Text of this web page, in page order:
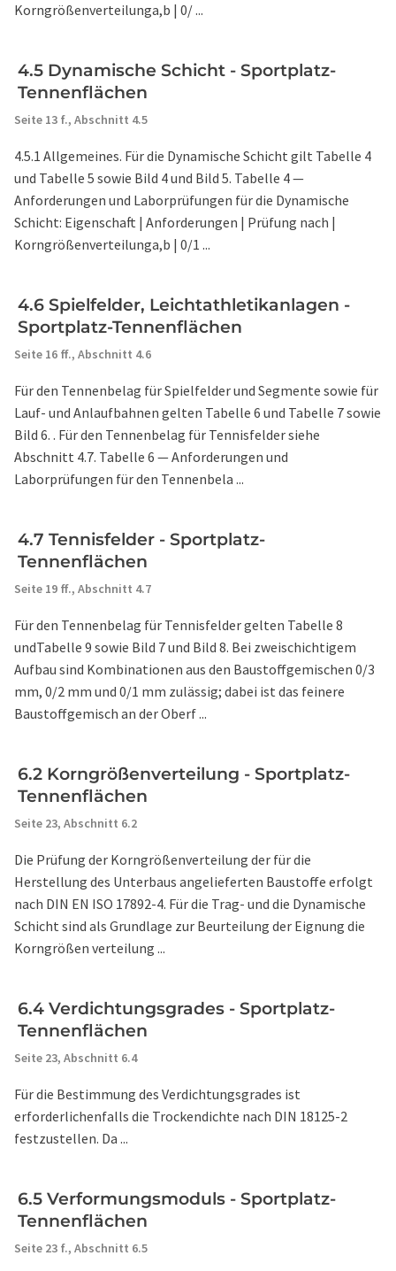
Korngrößenverteilunga,b | 0/ ...
4.5 Dynamische Schicht - Sportplatz-
Tennenflächen
Seite 13 f., Abschnitt 4.5
4.5.1 Allgemeines. Für die Dynamische Schicht gilt Tabelle 4
und Tabelle 5 sowie Bild 4 und Bild 5. Tabelle 4 —
Anforderungen und Laborprüfungen für die Dynamische
Schicht: Eigenschaft | Anforderungen | Prüfung nach |
Korngrößenverteilunga,b | 0/1 ...
4.6 Spielfelder, Leichtathletikanlagen -
Sportplatz-Tennenflächen
Seite 16 ff., Abschnitt 4.6
Für den Tennenbelag für Spielfelder und Segmente sowie für
Lauf- und Anlaufbahnen gelten Tabelle 6 und Tabelle 7 sowie
Bild 6. . Für den Tennenbelag für Tennisfelder siehe
Abschnitt 4.7. Tabelle 6 — Anforderungen und
Laborprüfungen für den Tennenbela ...
4.7 Tennisfelder - Sportplatz-
Tennenflächen
Seite 19 ff., Abschnitt 4.7
Für den Tennenbelag für Tennisfelder gelten Tabelle 8
undTabelle 9 sowie Bild 7 und Bild 8. Bei zweischichtigem
Aufbau sind Kombinationen aus den Baustoffgemischen 0/3
mm, 0/2 mm und 0/1 mm zulässig; dabei ist das feinere
Baustoffgemisch an der Oberf ...
6.2 Korngrößenverteilung - Sportplatz-
Tennenflächen
Seite 23, Abschnitt 6.2
Die Prüfung der Korngrößenverteilung der für die
Herstellung des Unterbaus angelieferten Baustoffe erfolgt
nach DIN EN ISO 17892-4. Für die Trag- und die Dynamische
Schicht sind als Grundlage zur Beurteilung der Eignung die
Korngrößen verteilung ...
6.4 Verdichtungsgrades - Sportplatz-
Tennenflächen
Seite 23, Abschnitt 6.4
Für die Bestimmung des Verdichtungsgrades ist
erforderlichenfalls die Trockendichte nach DIN 18125-2
festzustellen. Da ...
6.5 Verformungsmoduls - Sportplatz-
Tennenflächen
Seite 23 f., Abschnitt 6.5